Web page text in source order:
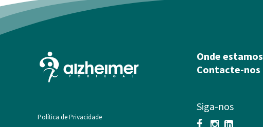
Política de Privacidade
Onde estamos
Contacte-nos
Siga-nos